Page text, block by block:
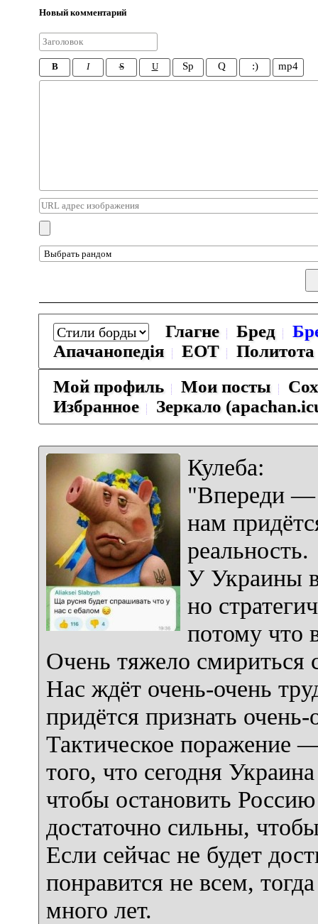
Новый комментарий
B I S U Sp Q :) mp4
Глагне Бред
Апачанопедiя
ЕОТ
Политота
Мой профиль
Мои посты
Избранное
Зеркало
Кулеба:
"Впереди —
нам
реальность.
У Украины
но
потому что
Очень тяжело смириться
Нас ждёт очень-очень
придётся признать
Тактическое поражение
того, что сегодня
чтобы остановить
достаточно сильны,
Если сейчас не будет
понравится не всем,
много лет.